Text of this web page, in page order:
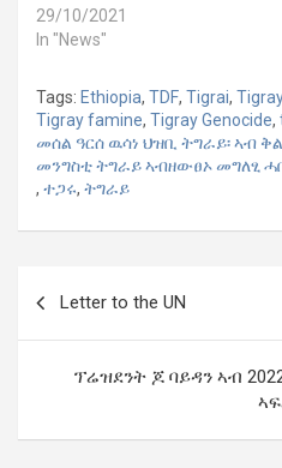
29/10/2021
In "News"
Tags: Ethiopia, TDF, Tigrai,
Tigray famine, Tigray Genocide,
መሰል ዓርሰ ዉሳነ ህዝቢ ትግራይ፡ ኣብ
መንግስቲ ትግራይ ኣብዘውፀኦ መግለፂ
, ተጋሩ, ትግራይ
Letter to the UN
ፕሬዝደንት ጆ ባይዳን ኣብ